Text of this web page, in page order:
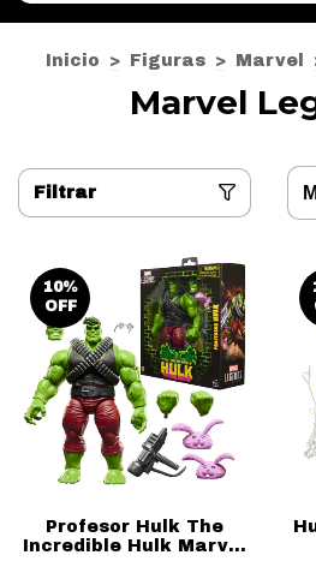
Inicio > Figuras > Marvel
Marvel
Filtrar
10%
OFF
Profesor Hulk The
Incredible Hulk Marvel